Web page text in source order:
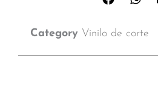
Category Vinilo de corte